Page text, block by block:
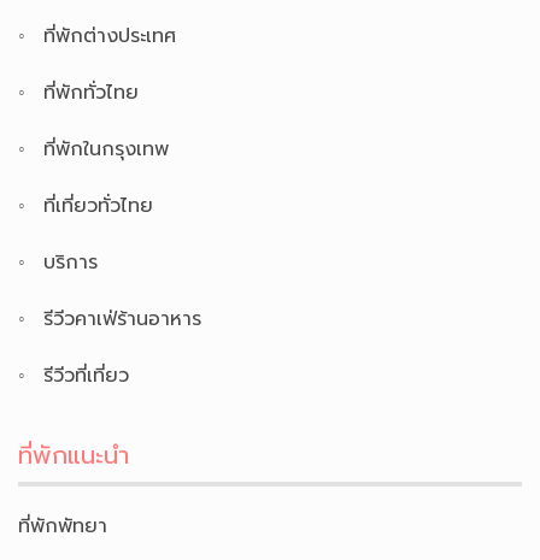
ที่พักต่างประเทศ
ที่พักทั่วไทย
ที่พักในกรุงเทพ
ที่เที่ยวทั่วไทย
บริการ
รีวีวคาเฟ่ร้านอาหาร
รีวีวที่เที่ยว
ที่พักแนะนำ
ที่พักพัทยา